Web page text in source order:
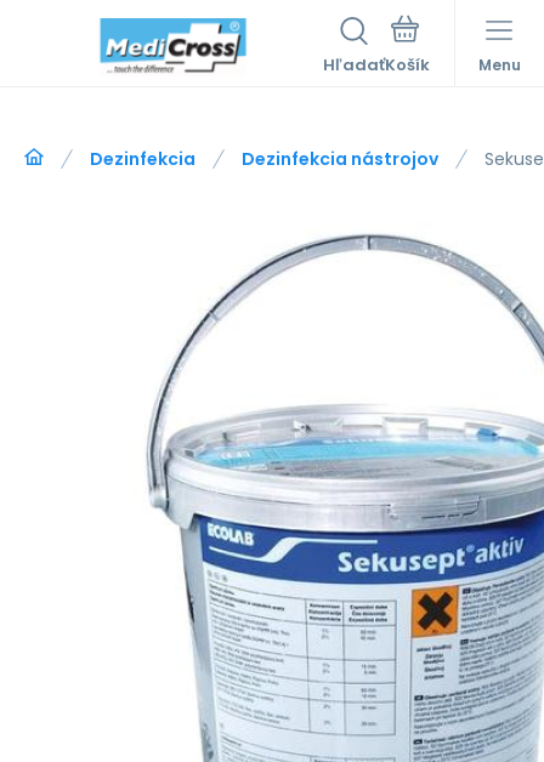
Hľadať Menu
Dezinfekcia Dezinfekcia nástrojov